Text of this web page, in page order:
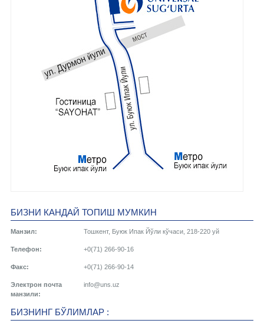
БИЗНИ КАНДАЙ ТОПИШ МУМКИН
Манзил: Тошкент, Буюк Ипак Йўли кўчаси, 218-220 уй
Телефон: +0(71) 266-90-16
Факс: +0(71) 266-90-14
Электрон почта
манзили:
info@uns.uz
БИЗНИНГ БЎЛИМЛАР :